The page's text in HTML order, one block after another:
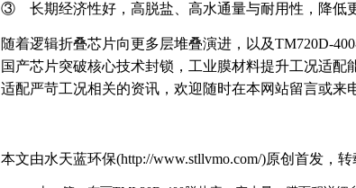
③ 长期经济性好，高脱盐、高水通量与耐用性，降低
随着逻辑折叠芯片向更多层堆叠演进，以及TM720D-
国产芯片突破核心技术封锁，工业膜材料提升工况适
适配严苛工况相关的资讯，欢迎随时在本网站留言或来
本文由水天蓝环保(http://www.stllvmo.com/)原创首发，